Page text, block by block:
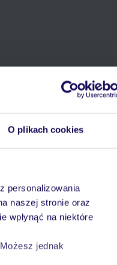
O plikach cookies
personalizowania
naszej stronie oraz
wpłynąć na niektóre
jednak
hoteli w ponad 50
krajach